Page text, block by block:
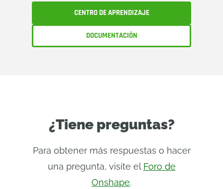
CENTRO DE APRENDIZAJE
DOCUMENTACIÓN
¿Tiene preguntas?
Para obtener más respuestas o hacer
una pregunta, visite el Foro de
Onshape.